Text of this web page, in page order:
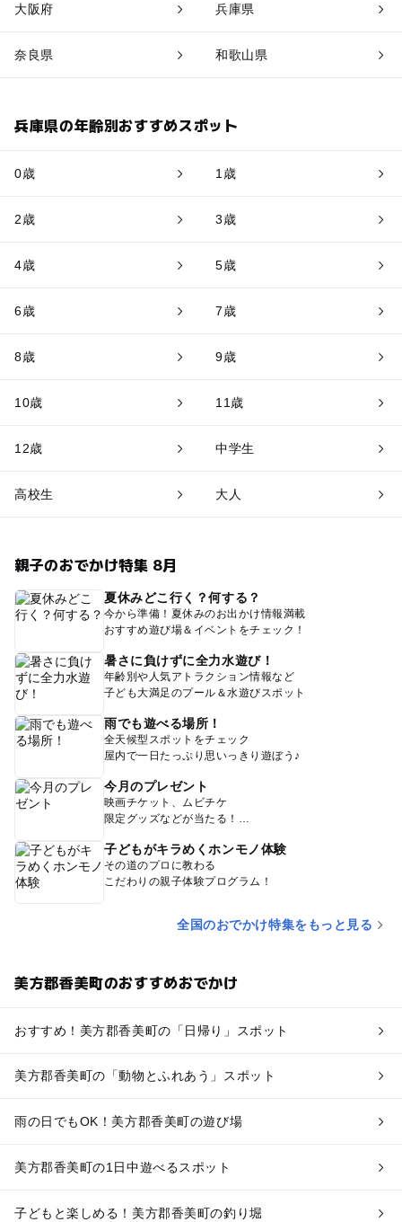
大阪府 兵庫県
奈良県 和歌山県
兵庫県の年齢別おすすめスポット
0歳 1歳
2歳 3歳
4歳 5歳
6歳 7歳
8歳 9歳
10歳 11歳
12歳 中学生
高校生 大人
親子のおでかけ特集 8月
夏休みどこ行く？何する？
今から準備！夏休みのお出かけ情報満載
おすすめ遊び場＆イベントをチェック！
暑さに負けずに全力水遊び！
年齢別や人気アトラクション情報など
子ども大満足のプール＆水遊びスポット
雨でも遊べる場所！
全天候型スポットをチェック
屋内で一日たっぷり思いっきり遊ぼう♪
今月のプレゼント
映画チケット、ムビチケ
限定グッズなどが当たる！
子どもがキラめくホンモノ体験
その道のプロに教わる
こだわりの親子体験プログラム！
全国のおでかけ特集をもっと見る
美方郡香美町のおすすめおでかけ
おすすめ！美方郡香美町の「日帰り」スポット
美方郡香美町の「動物とふれあう」スポット
雨の日でもOK！美方郡香美町の遊び場
美方郡香美町の1日中遊べるスポット
子どもと楽しめる！美方郡香美町の釣り堀